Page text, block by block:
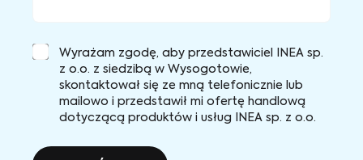
Wyrażam zgodę, aby przedstawiciel INEA sp.
z o.o. z siedzibą w Wysogotowie,
skontaktował się ze mną telefonicznie lub
mailowo i przedstawił mi ofertę handlową
dotyczącą produktów i usług INEA sp. z o.o.